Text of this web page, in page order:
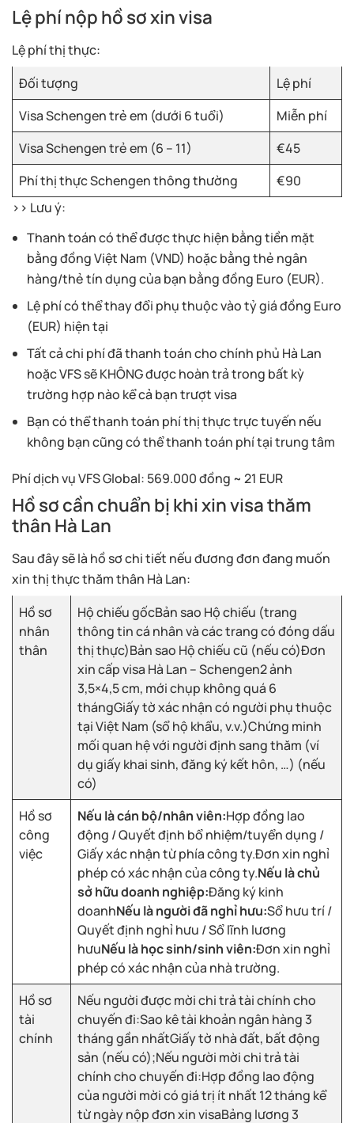
Lệ phí nộp hồ sơ xin visa
Lệ phí thị thực:
Đối tượng
Lệ phí
Visa Schengen trẻ em (dưới 6 tuổi)
Miễn phí
Visa Schengen trẻ em (6 – 11)
€45
Phí thị thực Schengen thông thường
€90
>> Lưu ý:
Thanh toán có thể được thực hiện bằng tiền mặt
bằng đồng Việt Nam (VND) hoặc bằng thẻ ngân
hàng/thẻ tín dụng của bạn bằng đồng Euro (EUR).
Lệ phí có thể thay đổi phụ thuộc vào tỷ giá đồng Euro
(EUR) hiện tại
Tất cả chi phí đã thanh toán cho chính phủ Hà Lan
hoặc VFS sẽ KHÔNG được hoàn trả trong bất kỳ
trường hợp nào kể cả bạn trượt visa
Bạn có thể thanh toán phí thị thực trực tuyến nếu
không bạn cũng có thể thanh toán phí tại trung tâm
Phí dịch vụ VFS Global: 569.000 đồng ~ 21 EUR
Hồ sơ cần chuẩn bị khi xin visa thăm
thân Hà Lan
Sau đây sẽ là hồ sơ chi tiết nếu đương đơn đang muốn
xin thị thực thăm thân Hà Lan:
Hồ sơ
nhân
thân
Hộ chiếu gốcBản sao Hộ chiếu (trang
thông tin cá nhân và các trang có đóng dấu
thị thực)Bản sao Hộ chiếu cũ (nếu có)Đơn
xin cấp visa Hà Lan – Schengen2 ảnh
3,5×4,5 cm, mới chụp không quá 6
thángGiấy tờ xác nhận có người phụ thuộc
tại Việt Nam (sổ hộ khẩu, v.v.)Chứng minh
mối quan hệ với người định sang thăm (ví
dụ giấy khai sinh, đăng ký kết hôn, …) (nếu
có)
Hồ sơ
công
việc
Nếu là cán bộ/nhân viên:Hợp đồng lao
động / Quyết định bổ nhiệm/tuyển dụng /
Giấy xác nhận từ phía công ty.Đơn xin nghỉ
phép có xác nhận của công ty.Nếu là chủ
sở hữu doanh nghiệp:Đăng ký kinh
doanhNếu là người đã nghỉ hưu:Sổ hưu trí /
Quyết định nghỉ hưu / Sổ lĩnh lương
hưuNếu là học sinh/sinh viên:Đơn xin nghỉ
phép có xác nhận của nhà trường.
Hồ sơ
tài
chính
Nếu người được mời chi trả tài chính cho
chuyến đi:Sao kê tài khoản ngân hàng 3
tháng gần nhấtGiấy tờ nhà đất, bất động
sản (nếu có);Nếu người mời chi trả tài
chính cho chuyến đi:Hợp đồng lao động
của người mời có giá trị ít nhất 12 tháng kể
từ ngày nộp đơn xin visaBảng lương 3